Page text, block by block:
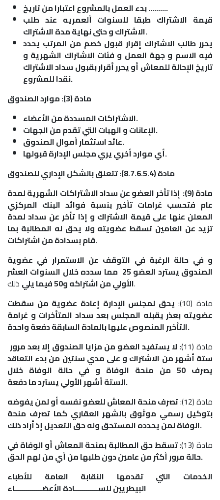
بدء العمل بالمشروع اعتبارا من تاريخ ……….
قيمة الاشتراك طبقا للسنوات ألعمريه عند طلب
الاشتراك و حتى نهاية مدة الاشتراك.
يحرر طالب الاشتراك إقرار قبول خصم من المرتب يحدد
فيه الاسم و جهة العمل و فئات الاشتراك الشهرية و
تاريخ الإحالة للمعاش أو يحرر أقرار بقبول سداد الاشتراك
نقدا للمشروع.
مادة (3): موارد الصندوق
الاشتراكات المسددة من الأعضاء.
الإعانات و الهبات التي تقدم من الجهات.
عائد استثمار أموال الصندوق.
أي موارد أخري يري مجلس الإدارة قبولها.
مادة (9):
إذا تأخر العضو عن سداد الاشتراكات الشهرية لمدة
عام فتحسب غرامات تأخير بنسبة فوائد البنك المركزي
المعلن عنها على قيمة الاشتراك و إذا تأخر عن سداد لمدة
تزيد عن العامين تسقط عضويته ولا يحق له المطالبة بما
قام بسدادة من اشتراكات.
و في حالة الرغبة في التوقف عن الاستمرار في عضوية
الصندوق يسترد العضو 25 مما سدده خلال السنوات العشر
الأولي من اشتراكه و50 فيما يليذلك.
مادة (10):
يحق لمجلس الإدارة إعادة عضوية من سقطت
عضويته بعذر يقبله المجلس بعد سداد المتأخرات و غرامة
التأخير المنصوص عليها بالمادة السابقة دفعة واحدة.
مادة (11):
لا يستفيد العضو من مزايا الصندوق إلا بعد مرور
ستة أشهر من الاشتراك و على مدي سنتين من بدء التعاقد
يصرف 50 من منحة الوفاة و في حالة الوفاة خلال
الستة أشهر الأولي يسترد ما دفعة.
مادة (12):
تصرف منحة المعاش للعضو نفسه أو لمن يفوضه
بتوكيل رسمي موثوق بالشهر العقاري كما تصرف منحة
الوفاة لمن يحدده المستحق وله حق التعديل إذ أراد ذلك.
مادة (13):
تسقط حق المطالبة بمنحة المعاش أو الوفاة في
حالة مرور أكثر من عامين دون طلبها من أي من لهم الحق.
الخدمات التي تقدمها النقابة العامة للأطباء
البيطريين للســــــــــــادة الأعضــــــــــــــاء